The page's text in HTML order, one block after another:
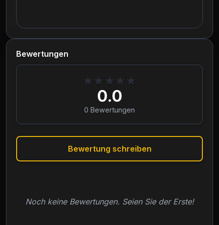
Bewertungen
★ ★ ★ ★ ★
0.0
0 Bewertungen
Bewertung schreiben
Noch keine Bewertungen. Seien Sie der Erste!